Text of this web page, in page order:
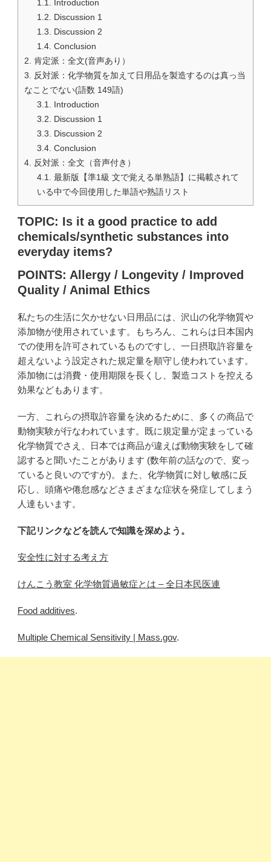
1.1.
Introduction
1.2.
Discussion 1
1.3.
Discussion 2
1.4. Conclusion
2. 肯定派：全文(音声あり）
3.
反対派：化学物質を加えて日用品を製造するのは真っ当
なことでない(語数 149語)
3.1.
Introduction
3.2.
Discussion 1
3.3.
Discussion 2
3.4. Conclusion
4.
反対派：全文（音声付き）
4.1.
最新版【準1級 文で覚える単熟語】に掲載されて
いる中で今回使用した単語や熟語リスト
TOPIC: Is it a good practice to add
chemicals/synthetic substances into
everyday items?
POINTS: Allergy / Longevity / Improved
Quality / Animal Ethics
私たちの生活に欠かせない日用品には、沢山の化学物質や
添加物が使用されています。もちろん、これらは日本国内
での使用を許可されているものですし、一日摂取許容量を
超えないよう設定された規定量を順守し使われています。
添加物には消費・使用期限を長くし、製造コストを控える
効果などもあります。
一方、これらの摂取許容量を決めるために、多くの商品で
動物実験が行なわれています。既に規定量が定まっている
化学物質でさえ、日本では商品が違えば動物実験をして確
認すると聞いたことがあります (数年前の話なので、変っ
ていると良いのですが)。また、化学物質に対し敏感に反
応し、頭痛や倦怠感などさまざまな症状を発症してしまう
人達もいます。
下記リンクなどを読んで知識を深めよう。
安全性に対する考え方
けんこう教室 化学物質過敏症とは – 全日本民医連
Food additives.
Multiple Chemical Sensitivity | Mass.gov.